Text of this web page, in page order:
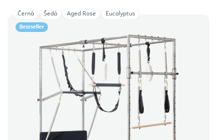
Bestseller
Černá Šedá Aged Rose Eucalyptus